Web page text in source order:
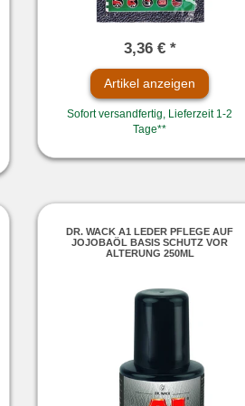
3,36 € *
Artikel anzeigen
Sofort versandfertig, Lieferzeit 1-2
Tage**
DR. WACK A1 LEDER PFLEGE AUF
JOJOBAÖL BASIS SCHUTZ VOR
ALTERUNG 250ML